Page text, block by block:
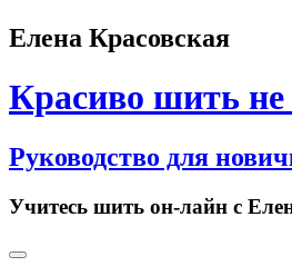
Елена Красовская
Красиво шить
Руководство для
Учитесь шить он-лайн с
Primary